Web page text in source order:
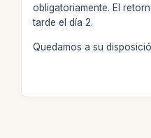
obligatoriamente. El
tarde el día 2.
Quedamos a su